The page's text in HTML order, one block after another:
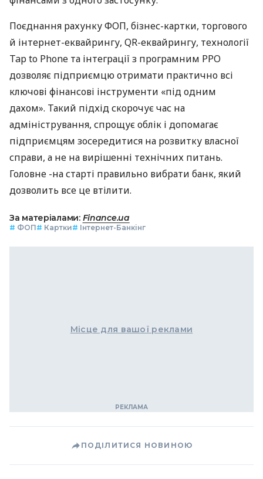
Поєднання рахунку ФОП, бізнес-картки, торгового
й інтернет-еквайрингу, QR-еквайрингу, технології
Tap to Phone та інтеграції з програмним РРО
дозволяє підприємцю отримати практично всі
ключові фінансові інструменти «під одним
дахом». Такий підхід скорочує час на
адміністрування, спрощує облік і допомагає
підприємцям зосередитися на розвитку власної
справи, а не на вирішенні технічних питань.
Головне -на старті правильно вибрати банк, який
дозволить все це втілити.
За матеріалами: Finance.ua
# ФОП# Картки# Інтернет-Банкінг
Місце для вашої реклами
ПОДІЛИТИСЯ НОВИНОЮ